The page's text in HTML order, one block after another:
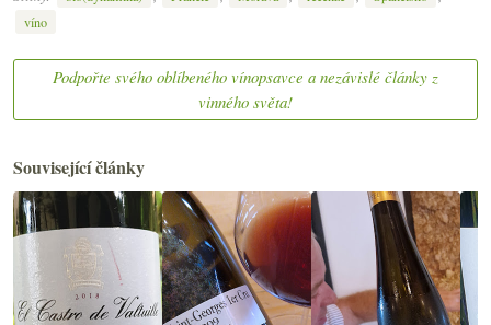
víno
Podpořte svého oblíbeného vínopsavce a nezávislé články z
vinného světa!
Související články